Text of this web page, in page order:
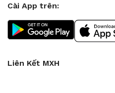
Cài App trên:
Liên Kết MXH